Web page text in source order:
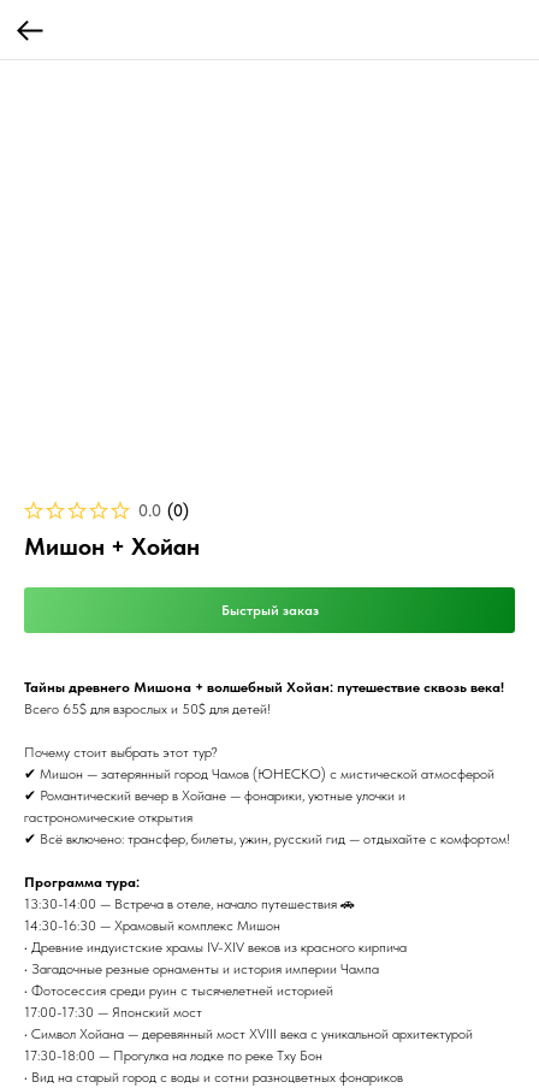
0.0 (0)
Мишон + Хойан
Быстрый заказ
Тайны древнего Мишона + волшебный Хойан: путешествие сквозь века!
Всего 65$ для взрослых и 50$ для детей!
Почему стоит выбрать этот тур?
✔ Мишон — затерянный город Чамов (ЮНЕСКО) с мистической атмосферой
✔ Романтический вечер в Хойане — фонарики, уютные улочки и
гастрономические открытия
✔ Всё включено: трансфер, билеты, ужин, русский гид — отдыхайте с комфортом!
Программа тура:
13:30-14:00 — Встреча в отеле, начало путешествия 🚗
14:30-16:30 — Храмовый комплекс Мишон
• Древние индуистские храмы IV-XIV веков из красного кирпича
• Загадочные резные орнаменты и история империи Чампа
• Фотосессия среди руин с тысячелетней историей
17:00-17:30 — Японский мост
• Символ Хойана — деревянный мост XVIII века с уникальной архитектурой
17:30-18:00 — Прогулка на лодке по реке Тху Бон
• Вид на старый город с воды и сотни разноцветных фонариков